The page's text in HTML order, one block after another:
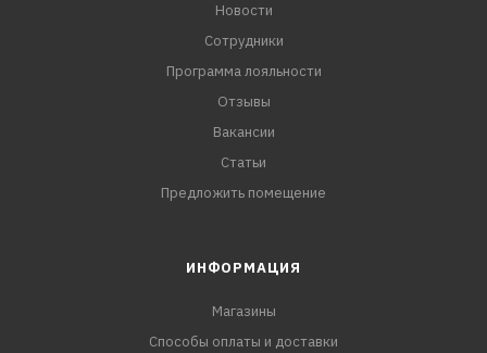
Новости
Сотрудники
Программа лояльности
Отзывы
Вакансии
Статьи
Предложить помещение
ИНФОРМАЦИЯ
Магазины
Способы оплаты и доставки